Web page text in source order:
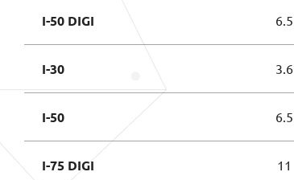
I-50 DIGI 6.5
I-30 3.6
I-50 6.5
I-75 DIGI 11